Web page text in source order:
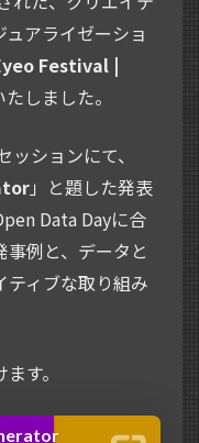
アライゼーショ
Festival |
しました。
ッションにて、
」と題した発表
Data Dayに合
例と、データと
ティブな取り組み
す。